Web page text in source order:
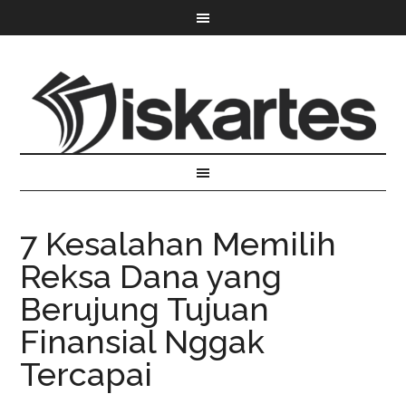
7 Kesalahan Memilih
Reksa Dana yang
Berujung Tujuan
Finansial Nggak
Tercapai